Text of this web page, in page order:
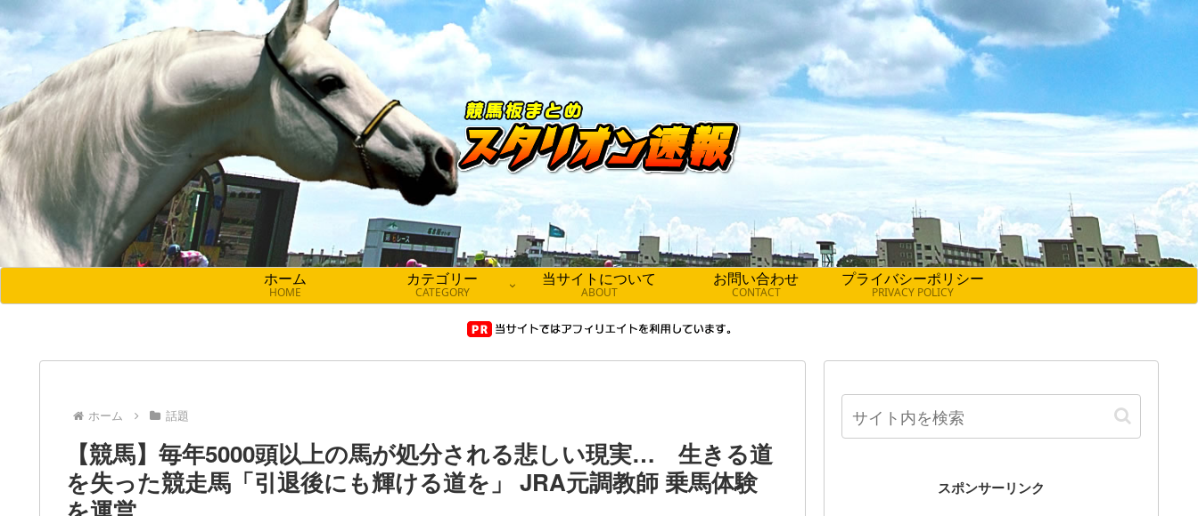
ホーム
HOME
カテゴリー
CATEGORY
当サイトについて
ABOUT
お問い合わせ
CONTACT
プライバシーポリシー
PRIVACY POLICY
ホーム 話題
【競馬】毎年5000頭以上の馬が処分される悲しい現実… 生きる道
を失った競走馬「引退後にも輝ける道を」 JRA元調教師 乗馬体験
スポンサーリンク